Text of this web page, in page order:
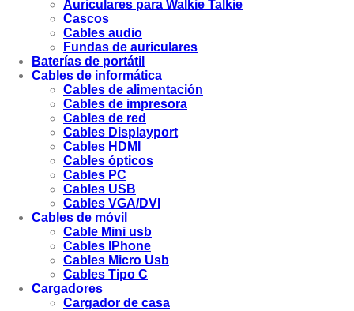
Auriculares para Walkie Talkie
Cascos
Cables audio
Fundas de auriculares
Baterías de portátil
Cables de informática
Cables de alimentación
Cables de impresora
Cables de red
Cables Displayport
Cables HDMI
Cables ópticos
Cables PC
Cables USB
Cables VGA/DVI
Cables de móvil
Cable Mini usb
Cables IPhone
Cables Micro Usb
Cables Tipo C
Cargadores
Cargador de casa